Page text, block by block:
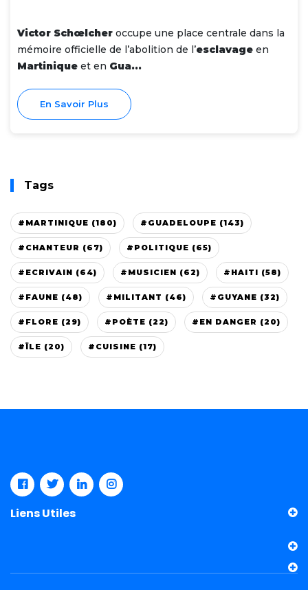
Victor Schœlcher occupe une place centrale dans la
mémoire officielle de l’abolition de l’esclavage en
Martinique et en Gua...
En Savoir Plus
Tags
#MARTINIQUE (180) #GUADELOUPE (143)
#CHANTEUR (67) #POLITIQUE (65)
#ECRIVAIN (64) #MUSICIEN (62) #HAITI (58)
#FAUNE (48) #MILITANT (46) #GUYANE (32)
#FLORE (29) #POÈTE (22) #EN DANGER (20)
#ÏLE (20) #CUISINE (17)
Liens Utiles